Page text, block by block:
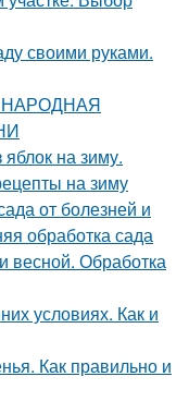
своими руками.
НАРОДНАЯ
яблок на зиму.
на зиму
от болезней и
обработка сада
весной. Обработка
условиях. Как и
Как правильно и